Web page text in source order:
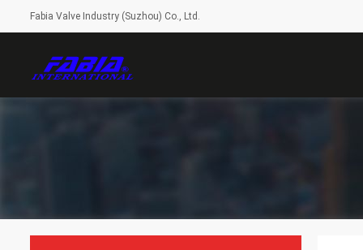
Fabia Valve Industry (Suzhou) Co., Ltd.